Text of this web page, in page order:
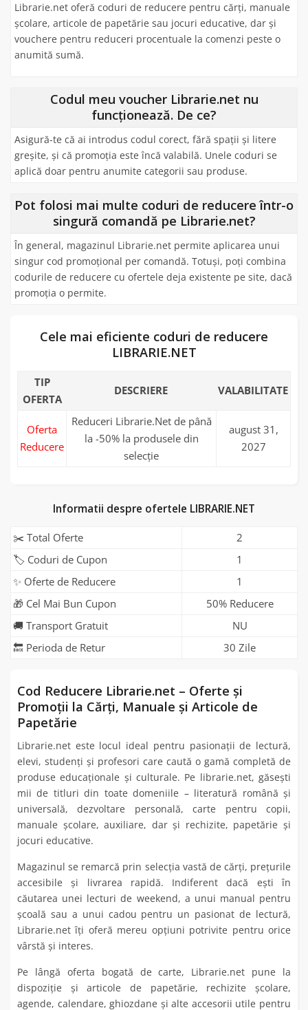
Librarie.net oferă coduri de reducere pentru cărți, manuale
școlare, articole de papetărie sau jocuri educative, dar și
vouchere pentru reduceri procentuale la comenzi peste o
anumită sumă.
Codul meu voucher Librarie.net nu
funcționează. De ce?
Asigură-te că ai introdus codul corect, fără spații și litere
greșite, și că promoția este încă valabilă. Unele coduri se
aplică doar pentru anumite categorii sau produse.
Pot folosi mai multe coduri de reducere într-o
singură comandă pe Librarie.net?
În general, magazinul Librarie.net permite aplicarea unui
singur cod promoțional per comandă. Totuși, poți combina
codurile de reducere cu ofertele deja existente pe site, dacă
promoția o permite.
Cele mai eficiente coduri de reducere
LIBRARIE.NET
TIP
OFERTA
DESCRIERE VALABILITATE
Oferta
Reducere
Reduceri Librarie.Net de până
la -50% la produsele din
selecție
august 31,
2027
Informatii despre ofertele LIBRARIE.NET
✂️ Total Oferte
2
🏷️ Coduri de Cupon
1
✨ Oferte de Reducere
1
🎁 Cel Mai Bun Cupon
50% Reducere
🚚 Transport Gratuit
NU
🔙 Perioda de Retur
30 Zile
Cod Reducere Librarie.net – Oferte și
Promoții la Cărți, Manuale și Articole de
Papetărie
Librarie.net este locul ideal pentru pasionații de lectură,
elevi, studenți și profesori care caută o gamă completă de
produse educaționale și culturale. Pe librarie.net, găsești
mii de titluri din toate domeniile – literatură română și
universală, dezvoltare personală, carte pentru copii,
manuale școlare, auxiliare, dar și rechizite, papetărie și
jocuri educative.
Magazinul se remarcă prin selecția vastă de cărți, prețurile
accesibile și livrarea rapidă. Indiferent dacă ești în
căutarea unei lecturi de weekend, a unui manual pentru
școală sau a unui cadou pentru un pasionat de lectură,
Librarie.net îți oferă mereu opțiuni potrivite pentru orice
vârstă și interes.
Pe lângă oferta bogată de carte, Librarie.net pune la
dispoziție și articole de papetărie, rechizite școlare,
agende, calendare, ghiozdane și alte accesorii utile pentru